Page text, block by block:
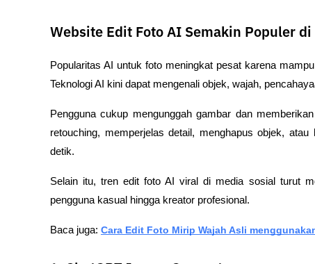
Website Edit Foto AI Semakin Populer di
Popularitas AI untuk foto meningkat pesat karena
Teknologi AI kini dapat mengenali objek, wajah,
Pengguna cukup mengunggah gambar dan
retouching, memperjelas detail, menghapus objek,
detik.
Selain itu, tren edit foto AI viral di media sosial turut
pengguna kasual hingga kreator profesional.
Baca juga: Cara Edit Foto Mirip Wajah Asli